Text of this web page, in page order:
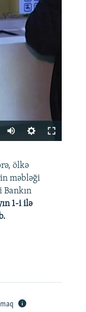
480p
360p
480p
720p
ölkə
məbləği
Bankın
1-i ilə